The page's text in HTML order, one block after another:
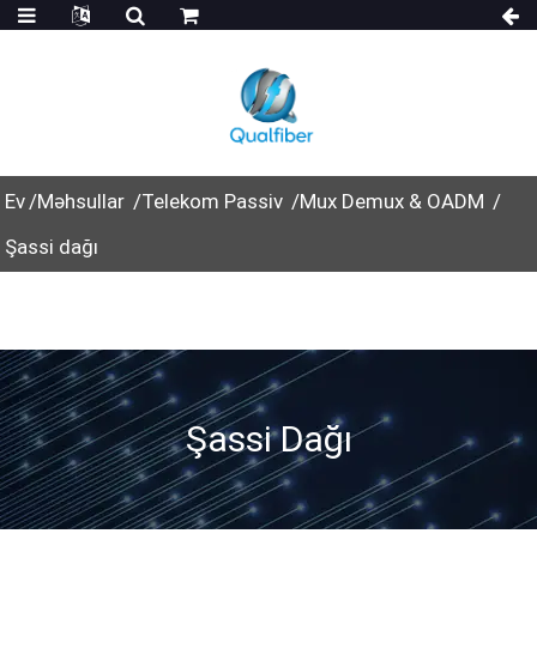
Ev Məhsullar Telekom Passiv
Mux Demux & OADM
Şassi dağı
Şassi Dağı